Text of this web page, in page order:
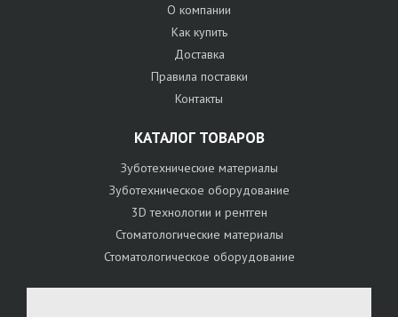
О компании
Как купить
Доставка
Правила поставки
Контакты
КАТАЛОГ ТОВАРОВ
Зуботехнические материалы
Зуботехническое оборудование
3D технологии и рентген
Стоматологические материалы
Стоматологическое оборудование